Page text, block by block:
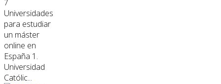
7
Universidades
para estudiar
un máster
online en
España 1.
Universidad
Católic...